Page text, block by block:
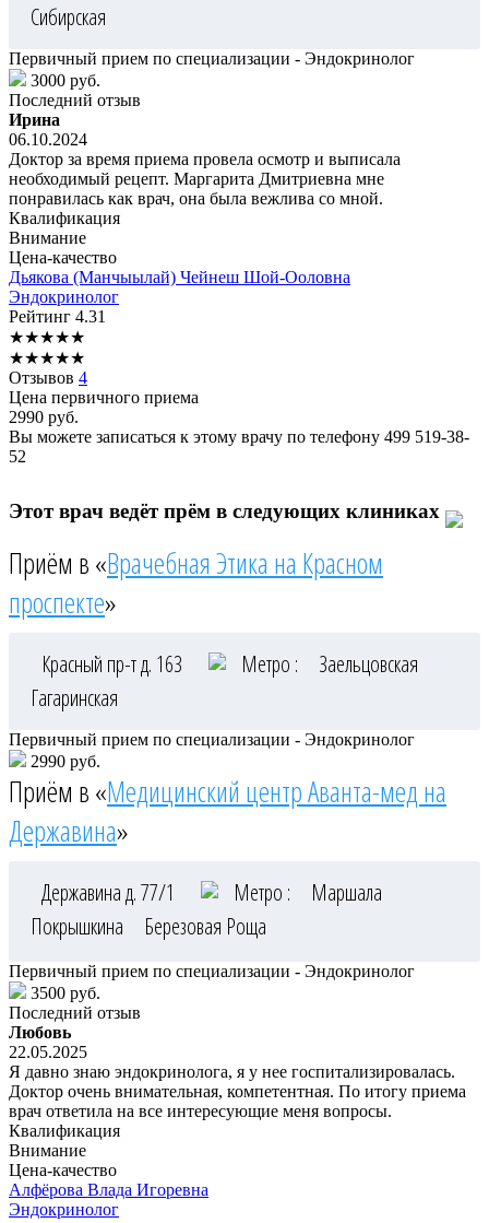
Сибирская
Первичный прием по специализации - Эндокринолог
3000 руб.
Последний отзыв
Ирина
06.10.2024
Доктор за время приема провела осмотр и выписала
необходимый рецепт. Маргарита Дмитриевна мне
понравилась как врач, она была вежлива со мной.
Квалификация
Внимание
Цена-качество
Дьякова (Манчыылай) Чейнеш Шой-Ооловна
Эндокринолог
Рейтинг 4.31
★★★★★
★★★★★
Отзывов 4
Цена первичного приема
2990 руб.
Вы можете записаться к этому врачу по телефону 499 519-38-
52
Этот врач ведёт прём в следующих клиниках
Приём в «Врачебная Этика на Красном
проспекте»
Красный пр-т д. 163 Метро :
Заельцовская
Гагаринская
Первичный прием по специализации - Эндокринолог
2990 руб.
Приём в «Медицинский центр Аванта-мед на
Державина»
Державина д. 77/1 Метро :
Маршала
Покрышкина
Березовая Роща
Первичный прием по специализации - Эндокринолог
3500 руб.
Последний отзыв
Любовь
22.05.2025
Я давно знаю эндокринолога, я у нее госпитализировалась.
Доктор очень внимательная, компетентная. По итогу приема
врач ответила на все интересующие меня вопросы.
Квалификация
Внимание
Цена-качество
Алфёрова Влада Игоревна
Эндокринолог